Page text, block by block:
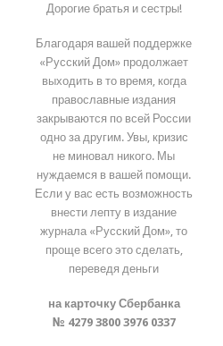
Дорогие братья и сестры!
Благодаря вашей поддержке
«Русский Дом» продолжает
выходить в то время, когда
православные издания
закрываются по всей России
одно за другим. Увы, кризис
не миновал никого. Мы
нуждаемся в вашей помощи.
Если у вас есть возможность
внести лепту в издание
журнала «Русский Дом», то
проще всего это сделать,
переведя деньги
на карточку Сбербанка
№ 4279 3800 3976 0337